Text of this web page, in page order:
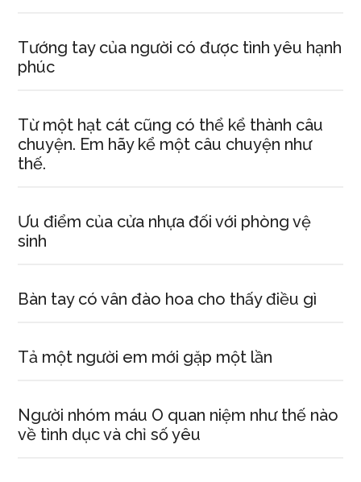
Tướng tay của người có được tình yêu hạnh
phúc
Từ một hạt cát cũng có thể kể thành câu
chuyện. Em hãy kể một câu chuyện như
thế.
Ưu điểm của cửa nhựa đối với phòng vệ
sinh
Bàn tay có vân đào hoa cho thấy điều gì
Tả một người em mới gặp một lần
Người nhóm máu O quan niệm như thế nào
về tình dục và chỉ số yêu